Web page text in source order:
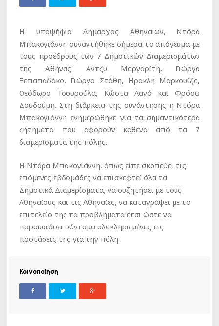
Η υποψήφια Δήμαρχος Αθηναίων, Ντόρα
Μπακογιάννη συναντήθηκε σήμερα το απόγευμα με
τους προέδρους των 7 Δημοτικών Διαμερισμάτων
της Αθήνας: Αντζυ Μαργαρίτη, Γιώργο
Ξεπαπαδάκο, Γιώργο Στάθη, Ηρακλή Μαρκουίζο,
Θεόδωρο Τσουρούλα, Κώστα Λαγό και Φρόσω
Δουδούμη. Στη διάρκεια της συνάντησης η Ντόρα
Μπακογιάννη ενημερώθηκε για τα σημαντικότερα
ζητήματα που αφορούν καθένα από τα 7
διαμερίσματα της πόλης.
Η Ντόρα Μπακογιάννη, όπως είπε σκοπεύει τις
επόμενες εβδομάδες να επισκεφτεί όλα τα
Δημοτικά Διαμερίσματα, να συζητήσει με τους
Αθηναίους και τις Αθηναίες, να καταγράψει με το
επιτελείο της τα προβλήματα έτσι ώστε να
παρουσιάσει σύντομα ολοκληρωμένες τις
προτάσεις της για την πόλη.
Κοινοποίηση